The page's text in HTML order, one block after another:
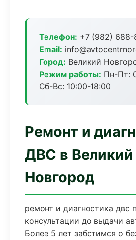
Телефон: +7 (982) 688-
Email:
Город: Великий
Режим работы: Пн-Пт:
Сб-Вс: 10:00-18:00
Ремонт и
ДВС в Великий
Новгород
ремонт и диагностика двс
консультации до выдачи
Более 5 лет заботимся о